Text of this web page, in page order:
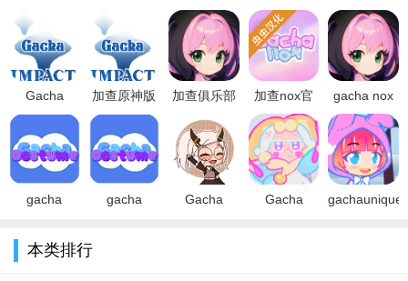
装扮解锁，获取穿搭灵感，感受线上装扮游戏的乐趣，289特别整
理了GachaImpact最新版下载，加查原神版，加查冲击，加查
Impact游戏下载等所有版本，希望满足大家的需求！..
Gacha
Impact游戏
最新版下载
2023官方正
版v1.1.0中
文完整版
加查原神版
下载中文版
免费2023最
新版(Gacha
Impact)v1.1.0
安
加查俱乐部
本下载2026
官方正版
v1.1.12中文
版
加查nox官
方正版中文
版下载2023
最新版
(gacha
nox)v1.1.0
无广
gacha nox
游戏（加查
nox）中文
版下载官方
最新版
v1.1.0安卓
版
gacha
下载中文免
gacha
Gacha
Gacha
gachaunique
本类排行